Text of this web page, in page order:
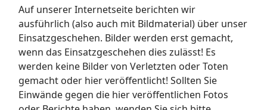
Auf unserer Internetseite berichten wir
ausführlich (also auch mit Bildmaterial) über unser
Einsatzgeschehen. Bilder werden erst gemacht,
wenn das Einsatzgeschehen dies zulässt! Es
werden keine Bilder von Verletzten oder Toten
gemacht oder hier veröffentlicht! Sollten Sie
Einwände gegen die hier veröffentlichen Fotos